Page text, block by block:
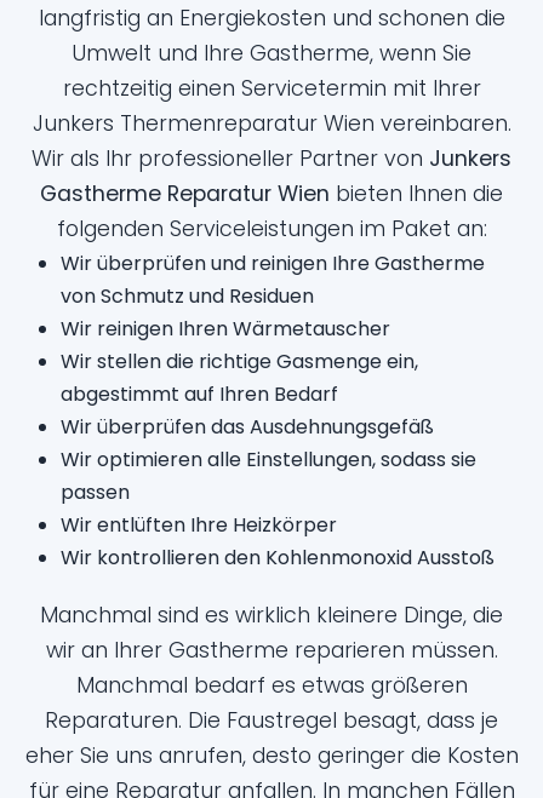
langfristig an Energiekosten und schonen die
Umwelt und Ihre Gastherme, wenn Sie
rechtzeitig einen Servicetermin mit Ihrer
Junkers Thermenreparatur Wien vereinbaren.
Wir als Ihr professioneller Partner von Junkers
Gastherme Reparatur Wien bieten Ihnen die
folgenden Serviceleistungen im Paket an:
Wir überprüfen und reinigen Ihre Gastherme
von Schmutz und Residuen
Wir reinigen Ihren Wärmetauscher
Wir stellen die richtige Gasmenge ein,
abgestimmt auf Ihren Bedarf
Wir überprüfen das Ausdehnungsgefäß
Wir optimieren alle Einstellungen, sodass sie
passen
Wir entlüften Ihre Heizkörper
Wir kontrollieren den Kohlenmonoxid Ausstoß
Manchmal sind es wirklich kleinere Dinge, die
wir an Ihrer Gastherme reparieren müssen.
Manchmal bedarf es etwas größeren
Reparaturen. Die Faustregel besagt, dass je
eher Sie uns anrufen, desto geringer die Kosten
für eine Reparatur anfallen. In manchen Fällen